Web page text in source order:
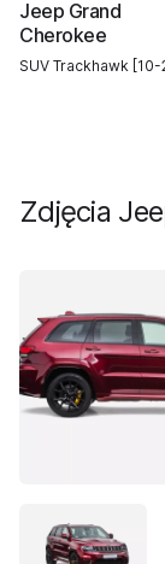
Jeep Grand
Cherokee
SUV Trackhawk [10-
Zdjęcia